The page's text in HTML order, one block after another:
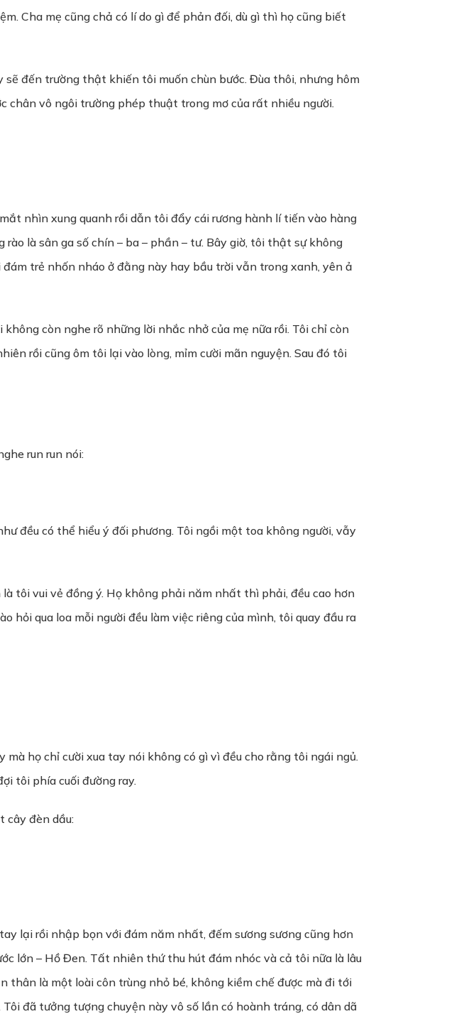
Cha mẹ cũng chả có lí do gì để phản đối, dù gì thì họ cũng biết
đến trường thật khiến tôi muốn chùn bước. Đùa thôi, nhưng hôm
chân vô ngôi trường phép thuật trong mơ của rất nhiều người.
nhìn xung quanh rồi dẫn tôi đẩy cái rương hành lí tiến vào hàng
là sân ga số chín – ba – phần – tư. Bây giờ, tôi thật sự không
trẻ nhốn nháo ở đằng này hay bầu trời vẫn trong xanh, yên ả
còn nghe rõ những lời nhắc nhở của mẹ nữa rồi. Tôi chỉ còn
rồi cũng ôm tôi lại vào lòng, mỉm cười mãn nguyện. Sau đó tôi
run run nói:
đều có thể hiểu ý đối phương. Tôi ngồi một toa không người, vẫy
tôi vui vẻ đồng ý. Họ không phải năm nhất thì phải, đều cao hơn
qua loa mỗi người đều làm việc riêng của mình, tôi quay đầu ra
họ chỉ cười xua tay nói không có gì vì đều cho rằng tôi ngái ngủ.
tôi phía cuối đường ray.
cây đèn dầu:
lại rồi nhập bọn với đám năm nhất, đếm sương sương cũng hơn
lớn – Hồ Đen. Tất nhiên thứ thu hút đám nhóc và cả tôi nữa là lâu
thân là một loài côn trùng nhỏ bé, không kiềm chế được mà đi tới
đã tưởng tượng chuyện này vô số lần có hoành tráng, có dân dã